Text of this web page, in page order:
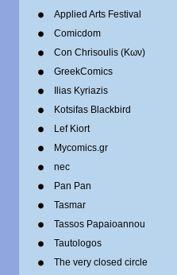
Applied Arts Festival
Comicdom
Con Chrisoulis (Κων)
GreekComics
Ilias Kyriazis
Kotsifas Blackbird
Lef Kiort
Mycomics.gr
nec
Pan Pan
Tasmar
Tassos Papaioannou
Tautologos
The very closed circle